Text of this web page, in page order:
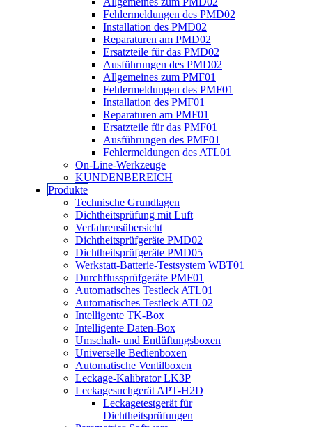
Fehlermeldungen des PMD02
Installation des PMD02
Reparaturen am PMD02
Ersatzteile für das PMD02
Ausführungen des PMD02
Allgemeines zum PMF01
Fehlermeldungen des PMF01
Installation des PMF01
Reparaturen am PMF01
Ersatzteile für das PMF01
Ausführungen des PMF01
Fehlermeldungen des ATL01
On-Line-Werkzeuge
KUNDENBEREICH
Produkte
Technische Grundlagen
Dichtheitsprüfung mit Luft
Verfahrensübersicht
Dichtheitsprüfgeräte PMD02
Dichtheitsprüfgeräte PMD05
Werkstatt-Batterie-Testsystem WBT01
Durchflussprüfgeräte PMF01
Automatisches Testleck ATL01
Automatisches Testleck ATL02
Intelligente TK-Box
Intelligente Daten-Box
Umschalt- und Entlüftungsboxen
Universelle Bedienboxen
Automatische Ventilboxen
Leckage-Kalibrator LK3P
Leckagesuchgerät APT-H2D
Leckagetestgerät für
Dichtheitsprüfungen